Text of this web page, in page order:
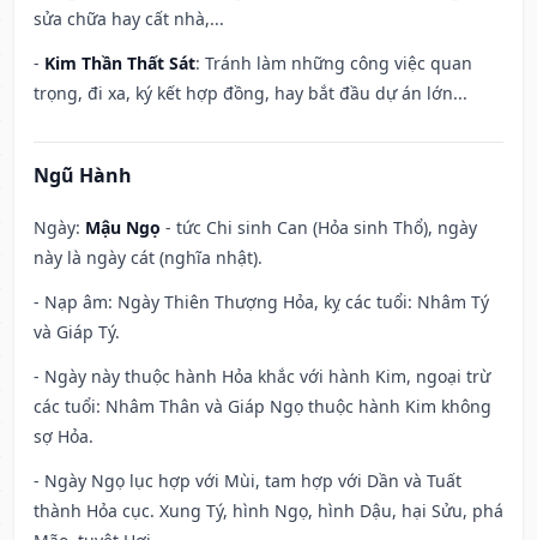
sửa chữa hay cất nhà,...
- Kim Thần Thất Sát: Tránh làm những công việc quan
trọng, đi xa, ký kết hợp đồng, hay bắt đầu dự án lớn...
Ngũ Hành
Ngày: Mậu Ngọ - tức Chi sinh Can (Hỏa sinh Thổ), ngày
này là ngày cát (nghĩa nhật).
- Nạp âm: Ngày Thiên Thượng Hỏa, kỵ các tuổi: Nhâm Tý
và Giáp Tý.
- Ngày này thuộc hành Hỏa khắc với hành Kim, ngoại trừ
các tuổi: Nhâm Thân và Giáp Ngọ thuộc hành Kim không
sợ Hỏa.
- Ngày Ngọ lục hợp với Mùi, tam hợp với Dần và Tuất
thành Hỏa cục. Xung Tý, hình Ngọ, hình Dậu, hại Sửu, phá